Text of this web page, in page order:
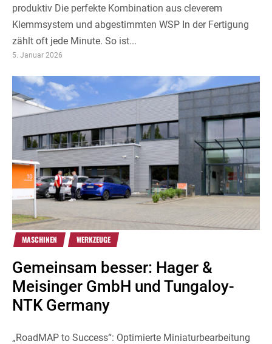
produktiv Die perfekte Kombination aus cleverem
Klemmsystem und abgestimmten WSP In der Fertigung
zählt oft jede Minute. So ist...
5. Januar 2026
MASCHINEN WERKZEUGE
Gemeinsam besser: Hager &
Meisinger GmbH und Tungaloy-
NTK Germany
„RoadMAP to Success“: Optimierte Miniaturbearbeitung